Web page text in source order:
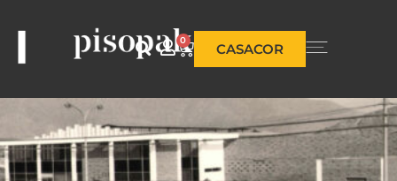
0
CASACOR